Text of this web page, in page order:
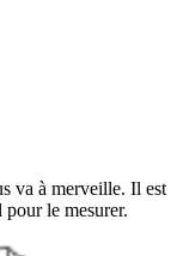
va à merveille. Il est
pour le mesurer.